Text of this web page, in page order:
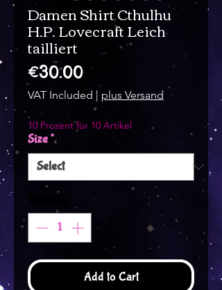
Damen Shirt Cthulhu
H.P. Lovecraft Leich
tailliert
€30.00Price
VAT Included | plus Versand
10 Prozent für 10 Artikel
Size*
Quantity
Add to Cart